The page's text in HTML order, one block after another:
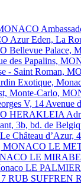
Azur Eden, La
Bellevue Palace,
des Papalins,
- Saint Roman,
Exotique,
Monte-Carlo,
V, 14 Avenue
HERAKLEIA
3b, bd. de
Le Château d’Azur,
MONACO LE
LE
LE PALMIER
7 RUB SUFFREN